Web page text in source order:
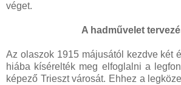
véget.
A hadművelet
Az olaszok 1915 májusától kezdve két
hiába kísérelték meg elfoglalni a
képező Trieszt városát. Ehhez a